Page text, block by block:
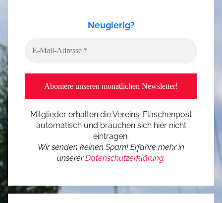
Neugierig?
Mitglieder erhalten die Vereins-Flaschenpost
automatisch und brauchen sich hier nicht
eintragen.
Wir senden keinen Spam! Erfahre mehr in
unsererDatenschutzerklärung.